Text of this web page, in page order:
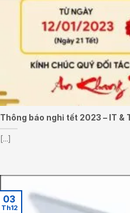
Thông báo nghỉ tết 2023 – IT &
[...]
03
Th12